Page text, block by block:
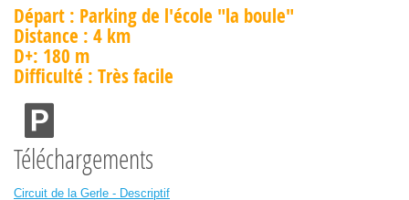
Départ : Parking de l'école "la boule"
Distance : 4 km
D+: 180 m
Difficulté : Très facile
Téléchargements
Circuit de la Gerle - Descriptif